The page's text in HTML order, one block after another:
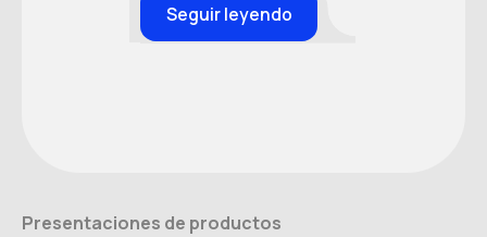
Seguir leyendo
Presentaciones de productos